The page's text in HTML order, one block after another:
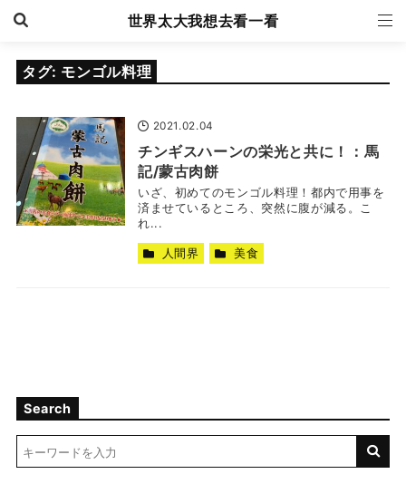
世界太大我想去看一看
タグ: モンゴル料理
2021.02.04
チンギスハーンの栄光と共に！：馬
記/蒙古肉餅
いざ、初めてのモンゴル料理！都内で用事を
済ませているところ、突然に腹が減る。こ
れ...
人間界 美食
Search